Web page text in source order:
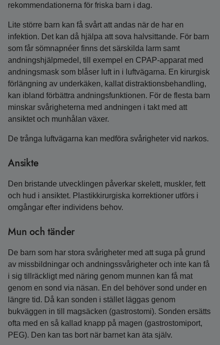
rekommendationerna för friska barn i dag.
Lite större barn kan få svårt att andas när de har en
infektion. Det kan då hjälpa att sova halvsittande. För barn
som får sömnapnéer finns det särskilda larm samt
andningshjälpmedel, till exempel en CPAP-apparat med
andningsmask som blåser luft in i luftvägarna. En kirurgisk
förlängning av underkäken, kallat distraktionsbehandling,
kan ibland förbättra andningsfunktionen. För de flesta barn
minskar svårigheterna med andningen i takt med att
ansiktet och munhålan växer.
De trånga luftvägarna kan medföra svårigheter vid narkos.
Ansikte
Den bristande utvecklingen påverkar skelett, muskler, fett
och hud i ansiktet. Plastikkirurgiska korrektioner utförs i
omgångar efter individens behov.
Mun och tänder
De barn som har stora svårigheter med att suga på grund
av missbildningar och andningssvårigheter och inte kan få
i sig tillräckligt med näring genom munnen kan få mat
genom en sond via näsan. En del behöver sond under en
längre tid. Då kan sonden i stället läggas genom
bukväggen in till magsäcken (gastrostomi). Sonden ersätts
ofta med en så kallad knapp på magen (gastrostomiport,
PEG). Den kan tas bort när barnet kan äta själv.